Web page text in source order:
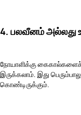
4. பலவீனம்
நோயாளிக்கு கைகால்களைச்
இருக்கலாம். இது
கொண்டிருக்கும்.